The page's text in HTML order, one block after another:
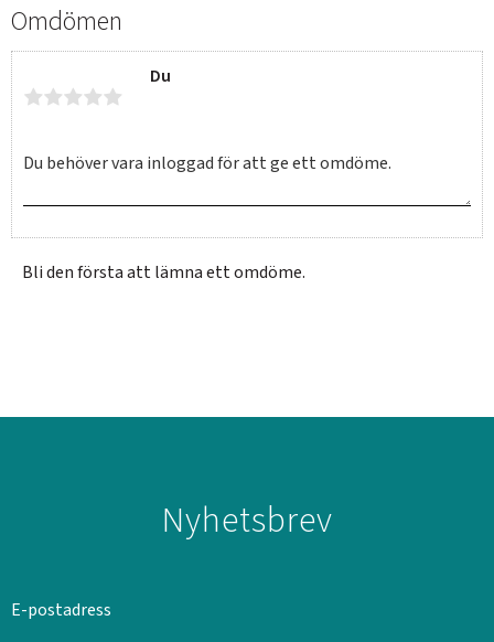
Omdömen
Du
Bli den första att lämna ett omdöme.
Nyhetsbrev